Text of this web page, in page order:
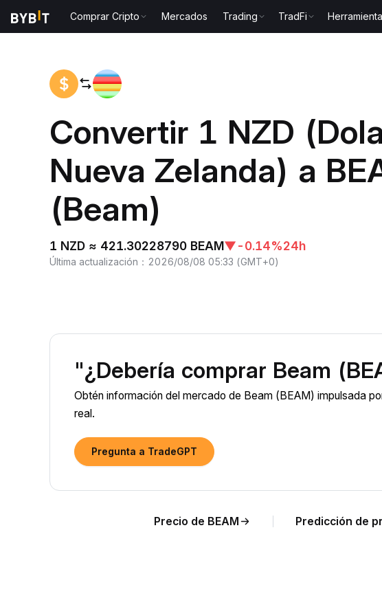
Comprar Cripto Mercados Trading TradFi
Convertir 1 NZD
Nueva Zelanda) a
(Beam)
1 NZD ≈ 421.30228790 BEAM▼-0.14%24h
Última actualización ： 2026/08/08 05:33 (GMT+0)
"¿Debería comprar Beam
Obtén información del mercado de Beam (BEAM) impulsada
real.
Pregunta a TradeGPT
Precio de BEAM Predicción de